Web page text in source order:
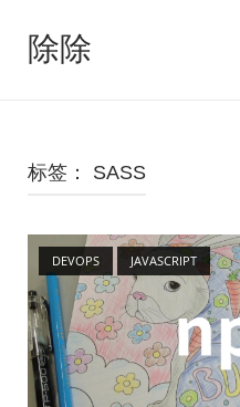
除除
标签： SASS
DEVOPS JAVASCRIPT
Open post